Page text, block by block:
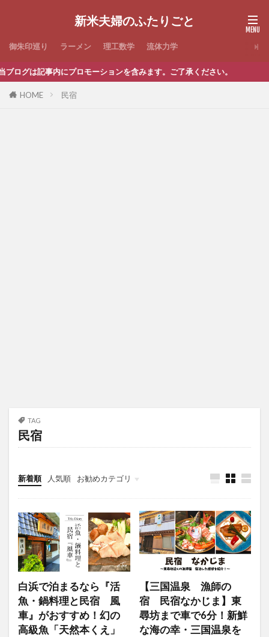
新米夫婦のふたりごと
御朱印巡り ラーメン 理工数学 流体力学
グは記事内にプロモーションを含みます。ご了承ください。
HOME 民宿
TAG
民宿
新着順 人気順 お勧めカテゴリ
未分類
白浜で泊まるなら『活
魚・鍋料理と民宿 風
車』がおすすめ！幻の
高級魚「天然本くえ」
【三国温泉 漁師の
宿 民宿なかじま】東
尋坊まで車で6分！新鮮
な海の幸・三国温泉を